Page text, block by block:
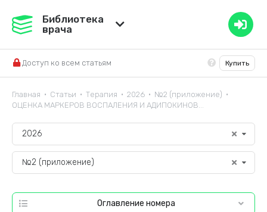
Медвестник
Справочник ЛС
Библиотека
врача
Доступ ко всем статьям Купить
Главная • Статьи • Терапия • 2026 • №2 (приложение) •
ОЦЕНКА МАРКЕРОВ ВОСПАЛЕНИЯ И АДИПОКИНОВ...
2026
№2 (приложение)
Оглавление номера